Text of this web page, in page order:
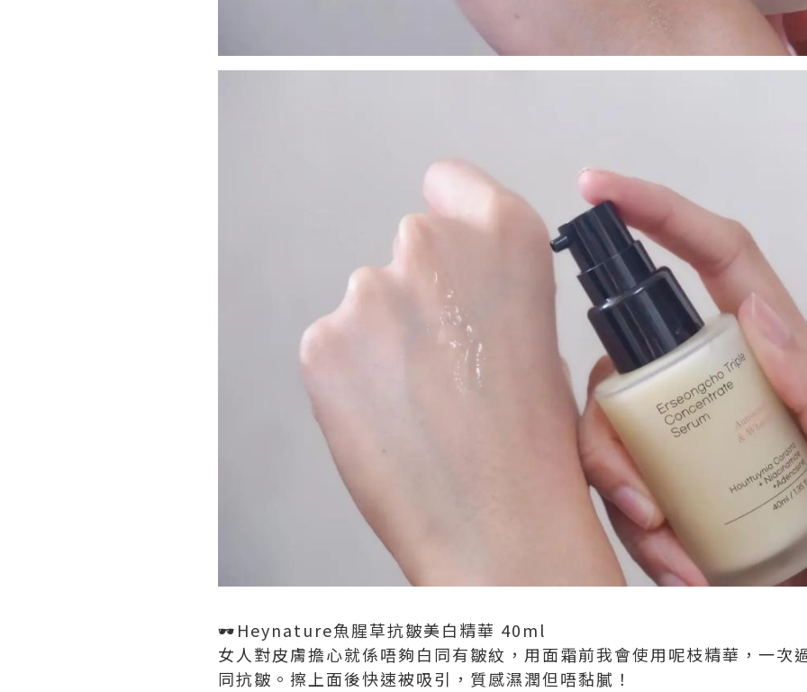
🕶️Heynature魚腥草抗皺美白精華 40ml
女人對皮膚擔心就係唔夠白同有皺紋，用面霜前我會使用呢枝精華，一次
同抗皺。擦上面後快速被吸引，質感濕潤但唔黏膩！